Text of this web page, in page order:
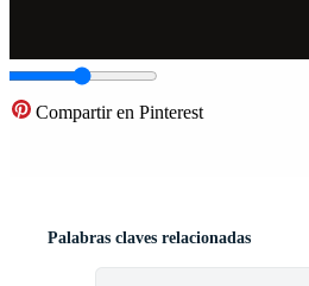
Compartir en Pinterest
Palabras claves relacionadas